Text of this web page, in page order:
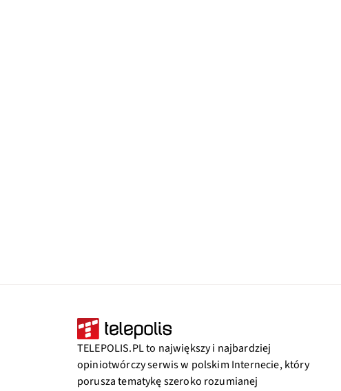
TELEPOLIS.PL to największy i najbardziej
opiniotwórczy serwis w polskim Internecie, który
porusza tematykę szeroko rozumianej